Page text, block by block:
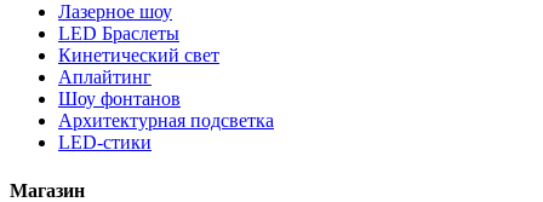
Лазерное шоу
LED Браслеты
Кинетический свет
Аплайтинг
Шоу фонтанов
Архитектурная подсветка
LED-стики
Магазин